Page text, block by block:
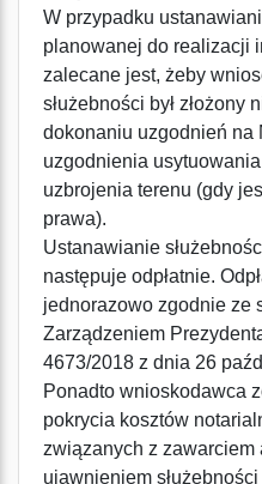
W przypadku
planowanej do realizacji
zalecane jest, żeby
służebności był złożony
dokonaniu uzgodnień na
uzgodnienia
uzbrojenia terenu (gdy
prawa).
Ustanawianie
następuje odpłatnie.
jednorazowo zgodnie ze
Zarządzeniem
4673/2018 z dnia 26
Ponadto wnioskodawca
pokrycia kosztów
związanych z zawarciem
ujawnieniem